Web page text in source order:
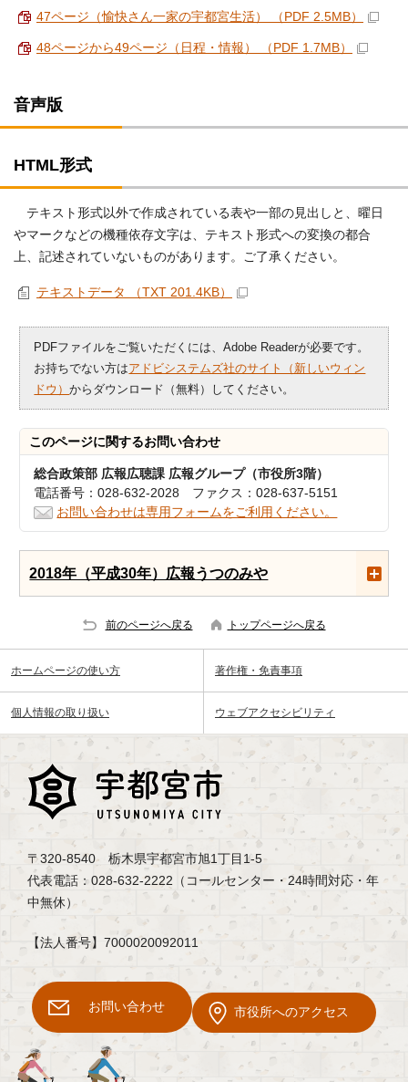
47ページ（愉快さん一家の宇都宮生活） （PDF 2.5MB）
48ページから49ページ（日程・情報） （PDF 1.7MB）
音声版
HTML形式
テキスト形式以外で作成されている表や一部の見出しと、曜日
やマークなどの機種依存文字は、テキスト形式への変換の都合
上、記述されていないものがあります。ご了承ください。
テキストデータ （TXT 201.4KB）
PDFファイルをご覧いただくには、Adobe Readerが必要です。
お持ちでない方はアドビシステムズ社のサイト（新しいウィン
ドウ）からダウンロード（無料）してください。
このページに関するお問い合わせ
総合政策部 広報広聴課 広報グループ（市役所3階）
電話番号：028-632-2028 ファクス：028-637-5151
お問い合わせは専用フォームをご利用ください。
2018年（平成30年）広報うつのみや
前のページへ戻る トップページへ戻る
ホームページの使い方 著作権・免責事項
個人情報の取り扱い ウェブアクセシビリティ
〒320-8540 栃木県宇都宮市旭1丁目1-5
代表電話：028-632-2222（コールセンター・24時間対応・年
中無休）
【法人番号】7000020092011
お問い合わせ 市役所へのアクセス